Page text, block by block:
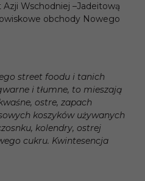
Wschodniej –Jadeitową
obchody Nowego
street foodu i tanich
i tłumne, to mieszają
ostre, zapach
koszyków używanych
kolendry, ostrej
cukru. Kwintesencja